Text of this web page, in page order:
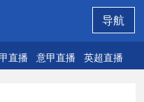
导航
直播 意甲直播 英超直播